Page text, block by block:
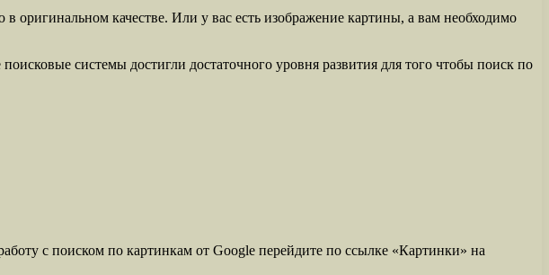
качестве. Или у вас есть изображение картины, а вам необходимо
системы достигли достаточного уровня развития для того чтобы поиск по
с поиском по картинкам от Google перейдите по ссылке «Картинки» на